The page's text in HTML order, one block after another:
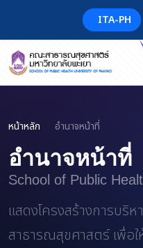
ITA-PH
หน้าหลัก อำนาจหน้าที่
อำนาจหน้าที่
School of Public
แสดงโครงสร้างการบริ
สาธารณสุขศาสตร์ เพื่อ